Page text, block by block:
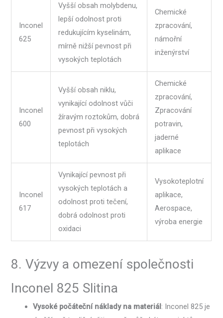
Inconel
625
Vyšší obsah molybdenu,
lepší odolnost proti
redukujícím kyselinám,
mírně nižší pevnost při
vysokých teplotách
Chemické
zpracování,
námořní
inženýrství
Inconel
600
Vyšší obsah niklu,
vynikající odolnost vůči
žíravým roztokům, dobrá
pevnost při vysokých
teplotách
Chemické
zpracování,
Zpracování
potravin,
jaderné
aplikace
Inconel
617
Vynikající pevnost při
vysokých teplotách a
odolnost proti tečení,
dobrá odolnost proti
oxidaci
Vysokoteplotní
aplikace,
Aerospace,
výroba energie
8. Výzvy a omezení společnosti
Inconel 825 Slitina
Vysoké počáteční náklady na materiál: Inconel 825 je